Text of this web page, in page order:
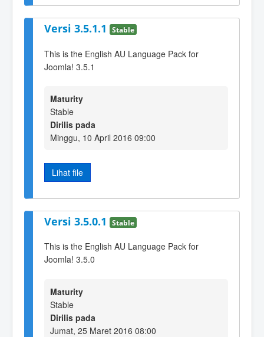
Versi 3.5.1.1 Stable
This is the English AU Language Pack for
Joomla! 3.5.1
Maturity
Stable
Dirilis pada
Minggu, 10 April 2016 09:00
Lihat file
Versi 3.5.0.1 Stable
This is the English AU Language Pack for
Joomla! 3.5.0
Maturity
Stable
Dirilis pada
Jumat, 25 Maret 2016 08:00